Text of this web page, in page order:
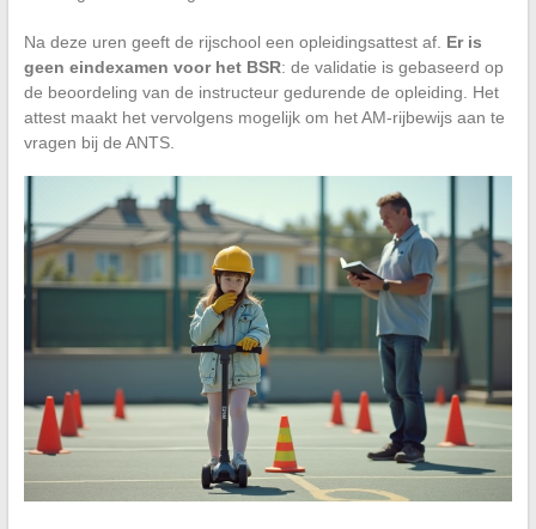
Na deze uren geeft de rijschool een opleidingsattest af. Er is
geen eindexamen voor het BSR: de validatie is gebaseerd op
de beoordeling van de instructeur gedurende de opleiding. Het
attest maakt het vervolgens mogelijk om het AM-rijbewijs aan te
vragen bij de ANTS.